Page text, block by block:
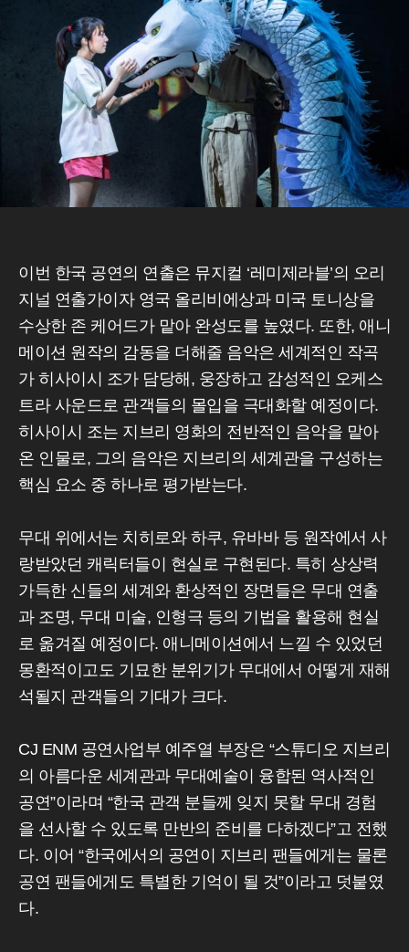
이번 한국 공연의 연출은 뮤지컬 ‘레미제라블’의 오리
지널 연출가이자 영국 올리비에상과 미국 토니상을
수상한 존 케어드가 맡아 완성도를 높였다. 또한, 애니
메이션 원작의 감동을 더해줄 음악은 세계적인 작곡
가 히사이시 조가 담당해, 웅장하고 감성적인 오케스
트라 사운드로 관객들의 몰입을 극대화할 예정이다.
히사이시 조는 지브리 영화의 전반적인 음악을 맡아
온 인물로, 그의 음악은 지브리의 세계관을 구성하는
핵심 요소 중 하나로 평가받는다.
무대 위에서는 치히로와 하쿠, 유바바 등 원작에서 사
랑받았던 캐릭터들이 현실로 구현된다. 특히 상상력
가득한 신들의 세계와 환상적인 장면들은 무대 연출
과 조명, 무대 미술, 인형극 등의 기법을 활용해 현실
로 옮겨질 예정이다. 애니메이션에서 느낄 수 있었던
몽환적이고도 기묘한 분위기가 무대에서 어떻게 재해
석될지 관객들의 기대가 크다.
CJ ENM 공연사업부 예주열 부장은 “스튜디오 지브리
의 아름다운 세계관과 무대예술이 융합된 역사적인
공연”이라며 “한국 관객 분들께 잊지 못할 무대 경험
을 선사할 수 있도록 만반의 준비를 다하겠다”고 전했
다. 이어 “한국에서의 공연이 지브리 팬들에게는 물론
공연 팬들에게도 특별한 기억이 될 것”이라고 덧붙였
다.